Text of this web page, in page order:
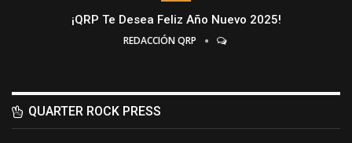
¡QRP Te Desea Feliz Año Nuevo 2025!
REDACCIÓN QRP
QUARTER ROCK PRESS